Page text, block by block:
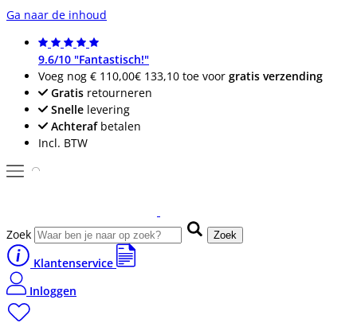
Ga naar de inhoud
9.6/10 "Fantastisch!"
Voeg nog € 110,00€ 133,10 toe voor gratis verzending
Gratis retourneren
Snelle levering
Achterafbetalen
Incl. BTW
Zoek Zoek
Klantenservice
Inloggen